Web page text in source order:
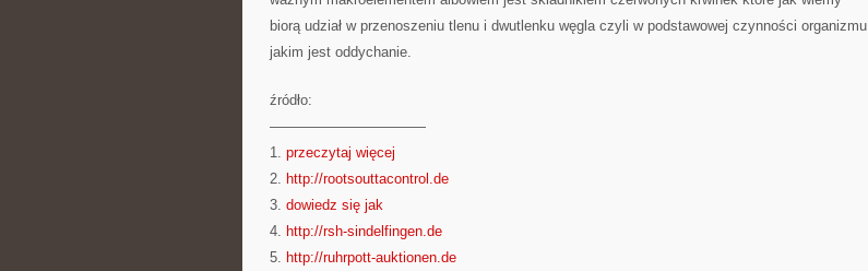
biorą udział w przenoszeniu tlenu i dwutlenku węgla czyli w podstawowej czynności organizmu
jakim jest oddychanie.
źródło:
———————————
1. przeczytaj więcej
2. http://rootsouttacontrol.de
3. dowiedz się jak
4. http://rsh-sindelfingen.de
5. http://ruhrpott-auktionen.de